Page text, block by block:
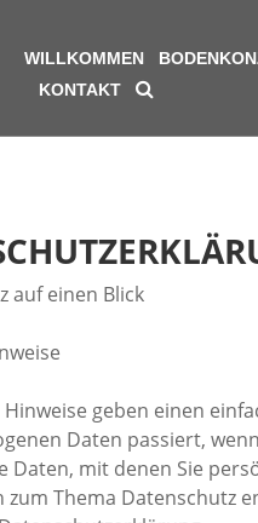
WILLKOMMEN
KONTAKT
auf einen Blick
geben einen
Daten passiert,
Daten, mit denen Sie
Thema Datenschutz